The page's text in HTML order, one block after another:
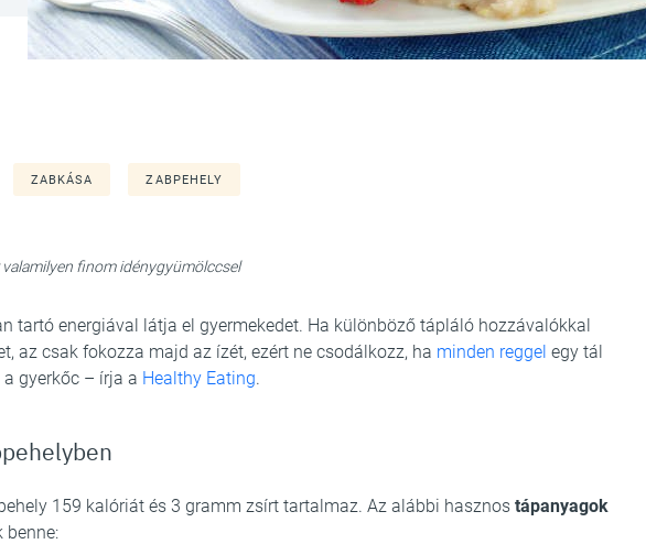
ZABKÁSA ZABPEHELY
finom idénygyümölccsel
tartó energiával látja el gyermekedet. Ha különböző tápláló hozzávalókkal
az csak fokozza majd az ízét, ezért ne csodálkozz, ha minden reggel egy tál
gyerkőc – írja a Healthy Eating.
159 kalóriát és 3 gramm zsírt tartalmaz. Az alábbi hasznos tápanyagok
benne: